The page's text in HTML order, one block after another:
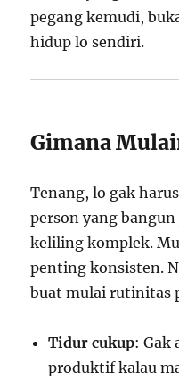
pegang kemudi,
hidup lo sendiri.
Gimana
Tenang, lo gak
person yang
keliling komplek.
penting konsisten.
buat mulai rutinitas
Tidur cukup: Gak
produktif kalau